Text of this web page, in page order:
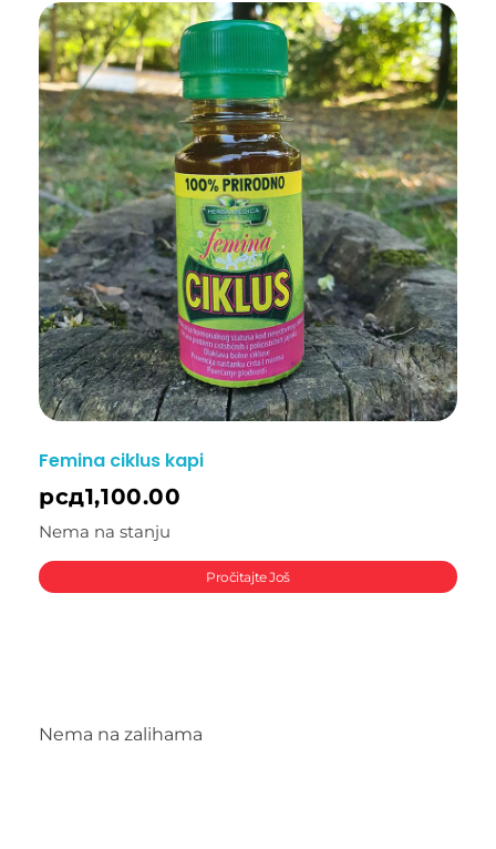
Femina ciklus kapi
рсд1,100.00
Nema na stanju
Pročitajte Još
Nema na zalihama